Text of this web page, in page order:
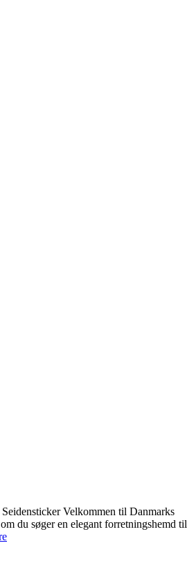
Velkommen til Danmarks
du søger en elegant forretningshemd til